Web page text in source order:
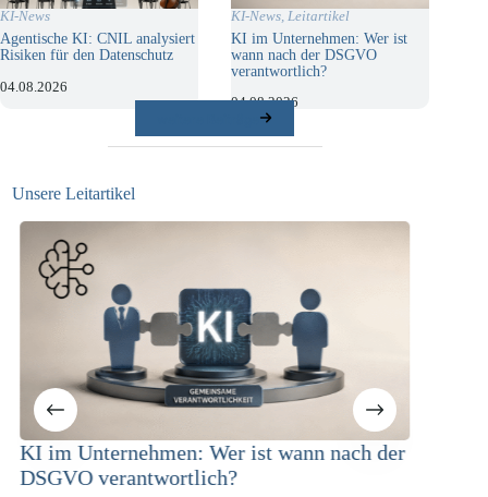
KI-News
Agentische KI: CNIL analysiert
Risiken für den Datenschutz
04.08.2026
KI-News Leitartikel
KI im Unternehmen: Wer ist
wann nach der DSGVO
verantwortlich?
04.08.2026
Unsere Leitartikel
Wer ist wann nach der
KI-Compliance in der